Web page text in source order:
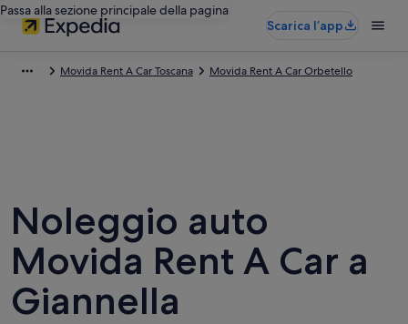
Passa alla sezione principale della pagina
Scarica l’app
Movida Rent A Car Toscana Movida Rent A Car Orbetello
Noleggio auto
Movida Rent A Car a
Giannella